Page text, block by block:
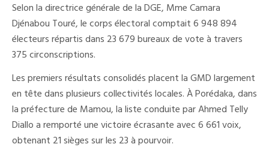
Selon la directrice générale de la DGE, Mme Camara
Djénabou Touré, le corps électoral comptait 6 948 894
électeurs répartis dans 23 679 bureaux de vote à travers
375 circonscriptions.
Les premiers résultats consolidés placent la GMD largement
en tête dans plusieurs collectivités locales. À Porédaka, dans
la préfecture de Mamou, la liste conduite par Ahmed Telly
Diallo a remporté une victoire écrasante avec 6 661 voix,
obtenant 21 sièges sur les 23 à pourvoir.